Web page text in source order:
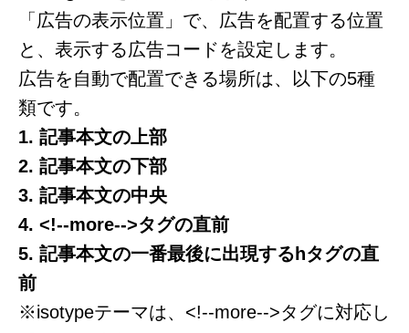
「広告の表示位置」で、広告を配置する位置
と、表示する広告コードを設定します。
広告を自動で配置できる場所は、以下の5種
類です。
1. 記事本文の上部
2. 記事本文の下部
3. 記事本文の中央
4. <!--more-->タグの直前
5. 記事本文の一番最後に出現するhタグの直
前
※isotypeテーマは、<!--more-->タグに対応し